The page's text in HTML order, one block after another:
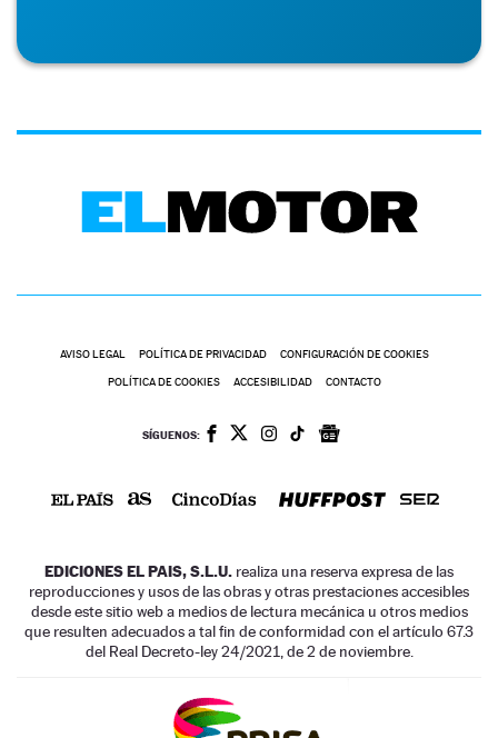
AVISO LEGAL POLÍTICA DE PRIVACIDAD CONFIGURACIÓN DE COOKIES
POLÍTICA DE COOKIES ACCESIBILIDAD CONTACTO
SÍGUENOS:
EDICIONES EL PAIS, S.L.U. realiza una reserva expresa de las
reproducciones y usos de las obras y otras prestaciones accesibles
desde este sitio web a medios de lectura mecánica u otros medios
que resulten adecuados a tal fin de conformidad con el artículo 67.3
del Real Decreto-ley 24/2021, de 2 de noviembre.